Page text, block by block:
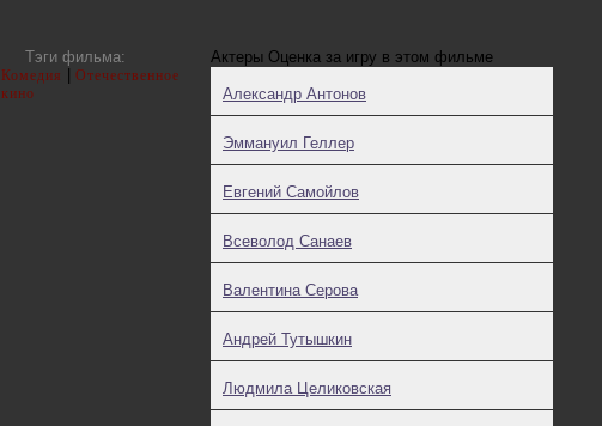
Тэги фильма:
Комедия | Отечественное
кино
Актеры Оценка за игру в этом фильме
Александр Антонов
Эммануил Геллер
Евгений Самойлов
Всеволод Санаев
Валентина Серова
Андрей Тутышкин
Людмила Целиковская